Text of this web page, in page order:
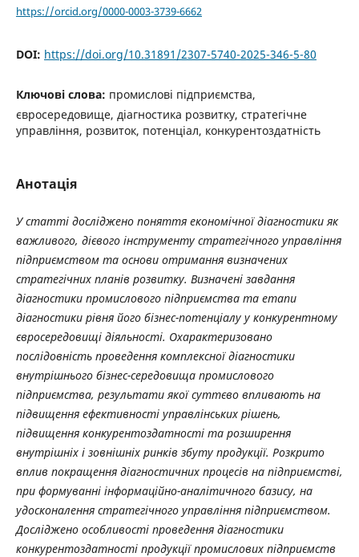
https://orcid.org/0000-0003-3739-6662
DOI: https://doi.org/10.31891/2307-5740-2025-346-5-80
Ключові слова: промислові підприємства,
євросередовище, діагностика розвитку, стратегічне
управління, розвиток, потенціал, конкурентоздатність
Анотація
У статті досліджено поняття економічної діагностики як
важливого, дієвого інструменту стратегічного управління
підприємством та основи отримання визначених
стратегічних планів розвитку. Визначені завдання
діагностики промислового підприємства та етапи
діагностики рівня його бізнес-потенціалу у конкурентному
євросередовищі діяльності. Охарактеризовано
послідовність проведення комплексної діагностики
внутрішнього бізнес-середовища промислового
підприємства, результати якої суттєво впливають на
підвищення ефективності управлінських рішень,
підвищення конкурентоздатності та розширення
внутрішніх і зовнішніх ринків збуту продукції. Розкрито
вплив покращення діагностичних процесів на підприємстві,
при формуванні інформаційно-аналітичного базису, на
удосконалення стратегічного управління підприємством.
Досліджено особливості проведення діагностики
конкурентоздатності продукції промислових підприємств